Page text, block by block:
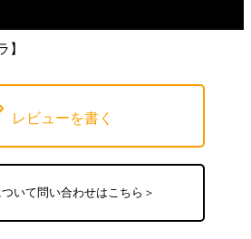
】
レビューを書く
いて問い合わせはこちら＞